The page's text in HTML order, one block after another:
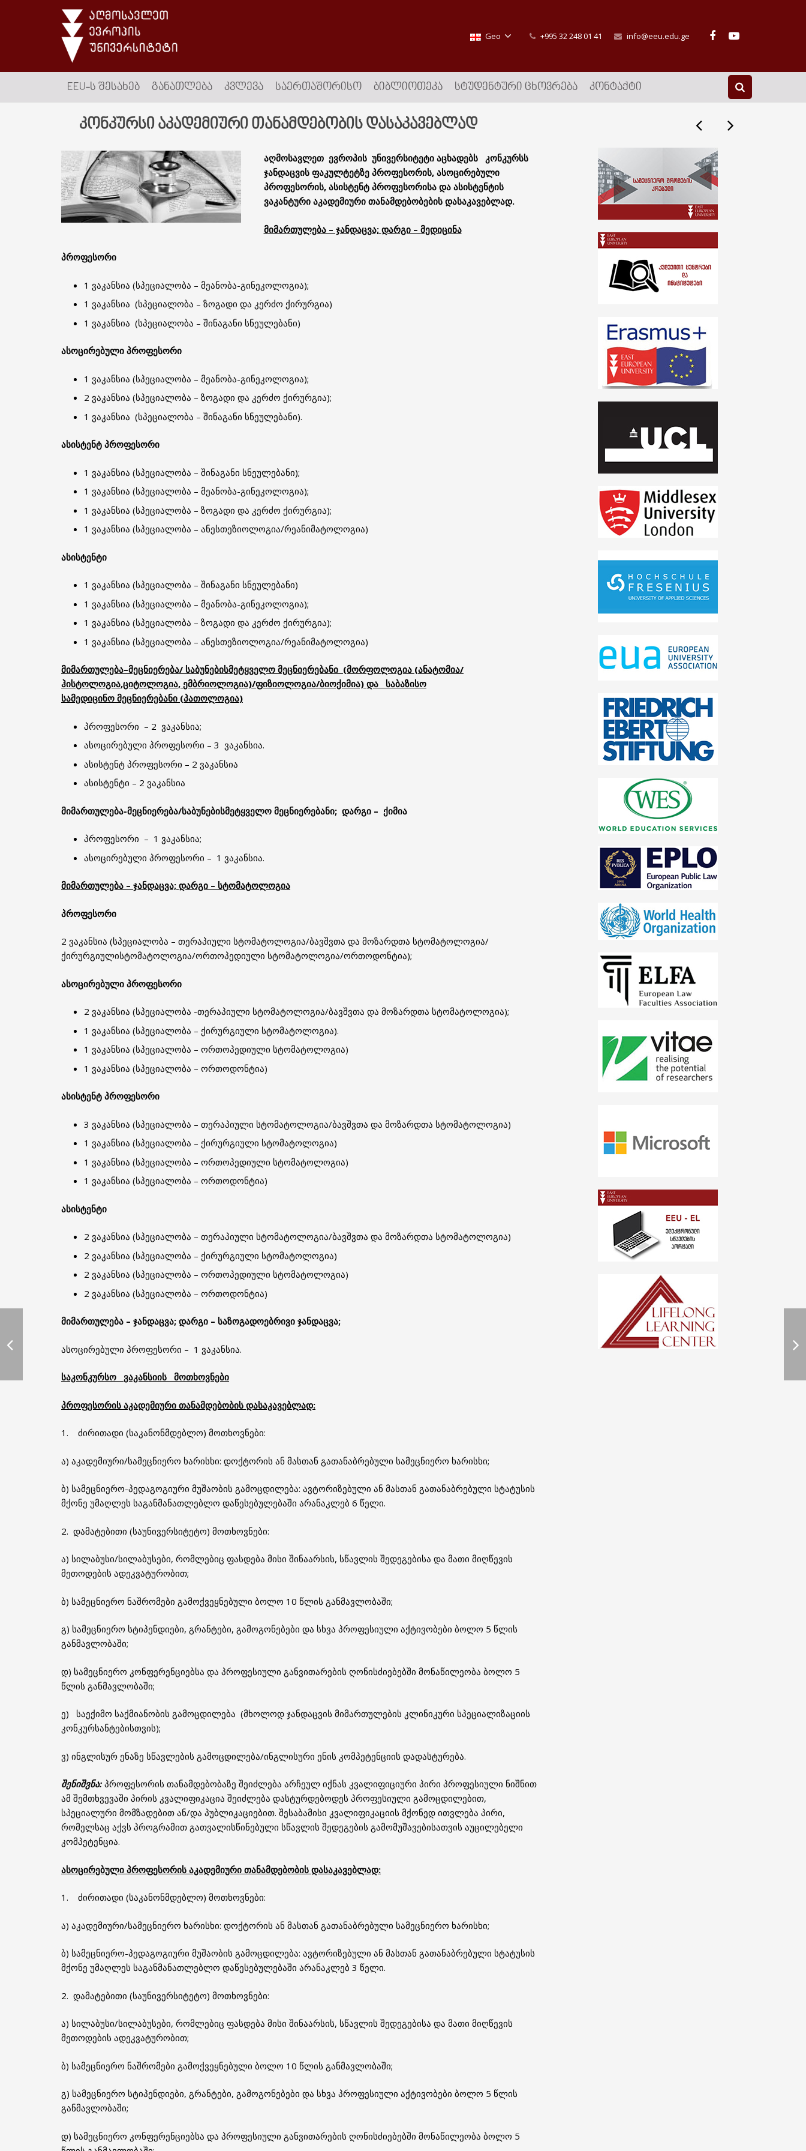
Geo +995 32 248 01 41 info@eeu.edu.ge
EEU-Ს ᲨᲔᲡᲐᲮᲔᲑ ᲒᲐᲜᲐᲗᲚᲔᲑᲐ ᲙᲕᲚᲔᲕᲐ ᲡᲐᲔᲠᲗᲐᲨᲝᲠᲘᲡᲝ ᲑᲘᲑᲚᲘᲝᲗᲔᲙᲐ ᲡᲢᲣᲓᲔᲜᲢᲣᲠᲘ ᲪᲮᲝᲕᲠᲔᲑᲐ ᲙᲝᲜᲢᲐᲥᲢᲘ
კონკურსი აკადემიური თანამდებობის დასაკავებლად
აღმოსავლეთ ევროპის უნივერსიტეტი აცხადებს კონკურსს
ჯანდაცვის ფაკულტეტზე პროფესორის, ასოცირებული
პროფესორის, ასისტენტ პროფესორისა და ასისტენტის
ვაკანტური აკადემიური თანამდებობების დასაკავებლად.
მიმართულება – ჯანდაცვა; დარგი – მედიცინა
პროფესორი
1 ვაკანსია (სპეციალობა – მეანობა-გინეკოლოგია);
1 ვაკანსია (სპეციალობა – ზოგადი და კერძო ქირურგია)
1 ვაკანსია (სპეციალობა – შინაგანი სნეულებანი)
ასოცირებული პროფესორი
1 ვაკანსია (სპეციალობა – მეანობა-გინეკოლოგია);
2 ვაკანსია (სპეციალობა – ზოგადი და კერძო ქირურგია);
1 ვაკანსია (სპეციალობა – შინაგანი სნეულებანი).
ასისტენტ პროფესორი
1 ვაკანსია (სპეციალობა – შინაგანი სნეულებანი);
1 ვაკანსია (სპეციალობა – მეანობა-გინეკოლოგია);
1 ვაკანსია (სპეციალობა – ზოგადი და კერძო ქირურგია);
1 ვაკანსია (სპეციალობა – ანესთეზიოლოგია/რეანიმატოლოგია)
ასისტენტი
1 ვაკანსია (სპეციალობა – შინაგანი სნეულებანი)
1 ვაკანსია (სპეციალობა – მეანობა-გინეკოლოგია);
1 ვაკანსია (სპეციალობა – ზოგადი და კერძო ქირურგია);
1 ვაკანსია (სპეციალობა – ანესთეზიოლოგია/რეანიმატოლოგია)
მიმართულება–მეცნიერება/ საბუნებისმეტყველო მეცნიერებანი (მორფოლოგია (ანატომია/
ჰისტოლოგია,ციტოლოგია, ემბრიოლოგია)/ფიზიოლოგია/ბიოქიმია) და საბაზისო
სამედიცინო მეცნიერებანი (პათოლოგია)
პროფესორი – 2 ვაკანსია;
ასოცირებული პროფესორი – 3 ვაკანსია.
ასისტენტ პროფესორი – 2 ვაკანსია
ასისტენტი – 2 ვაკანსია
მიმართულება-მეცნიერება/საბუნებისმეტყველო მეცნიერებანი; დარგი – ქიმია
პროფესორი – 1 ვაკანსია;
ასოცირებული პროფესორი – 1 ვაკანსია.
მიმართულება – ჯანდაცვა; დარგი – სტომატოლოგია
პროფესორი
2 ვაკანსია (სპეციალობა – თერაპიული სტომატოლოგია/ბავშვთა და მოზარდთა სტომატოლოგია/
ქირურგიულისტომატოლოგია/ორთოპედიული სტომატოლოგია/ორთოდონტია);
ასოცირებული პროფესორი
2 ვაკანსია (სპეციალობა -თერაპიული სტომატოლოგია/ბავშვთა და მოზარდთა სტომატოლოგია);
1 ვაკანსია (სპეციალობა – ქირურგიული სტომატოლოგია).
1 ვაკანსია (სპეციალობა – ორთოპედიული სტომატოლოგია)
1 ვაკანსია (სპეციალობა – ორთოდონტია)
ასისტენტ პროფესორი
3 ვაკანსია (სპეციალობა – თერაპიული სტომატოლოგია/ბავშვთა და მოზარდთა სტომატოლოგია)
1 ვაკანსია (სპეციალობა – ქირურგიული სტომატოლოგია)
1 ვაკანსია (სპეციალობა – ორთოპედიული სტომატოლოგია)
1 ვაკანსია (სპეციალობა – ორთოდონტია)
ასისტენტი
2 ვაკანსია (სპეციალობა – თერაპიული სტომატოლოგია/ბავშვთა და მოზარდთა სტომატოლოგია)
2 ვაკანსია (სპეციალობა – ქირურგიული სტომატოლოგია)
2 ვაკანსია (სპეციალობა – ორთოპედიული სტომატოლოგია)
2 ვაკანსია (სპეციალობა – ორთოდონტია)
მიმართულება – ჯანდაცვა; დარგი – საზოგადოებრივი ჯანდაცვა;
ასოცირებული პროფესორი – 1 ვაკანსია.
საკონკურსო ვაკანსიის მოთხოვნები
პროფესორის აკადემიური თანამდებობის დასაკავებლად:
1. ძირითადი (საკანონმდებლო) მოთხოვნები:
ა) აკადემიური/სამეცნიერო ხარისხი: დოქტორის ან მასთან გათანაბრებული სამეცნიერო ხარისხი;
ბ) სამეცნიერო-პედაგოგიური მუშაობის გამოცდილება: ავტორიზებული ან მასთან გათანაბრებული სტატუსის
მქონე უმაღლეს საგანმანათლებლო დაწესებულებაში არანაკლებ 6 წელი.
2. დამატებითი (საუნივერსიტეტო) მოთხოვნები:
ა) სილაბუსი/სილაბუსები, რომლებიც ფასდება მისი შინაარსის, სწავლის შედეგებისა და მათი მიღწევის
მეთოდების ადეკვატურობით;
ბ) სამეცნიერო ნაშრომები გამოქვეყნებული ბოლო 10 წლის განმავლობაში;
გ) სამეცნიერო სტიპენდიები, გრანტები, გამოგონებები და სხვა პროფესიული აქტივობები ბოლო 5 წლის
განმავლობაში;
დ) სამეცნიერო კონფერენციებსა და პროფესიული განვითარების ღონისძიებებში მონაწილეობა ბოლო 5
წლის განმავლობაში;
ე) საექიმო საქმიანობის გამოცდილება (მხოლოდ ჯანდაცვის მიმართულების კლინიკური სპეციალიზაციის
კონკურსანტებისთვის);
ვ) ინგლისურ ენაზე სწავლების გამოცდილება/ინგლისური ენის კომპეტენციის დადასტურება.
შენიშვნა: პროფესორის თანამდებობაზე შეიძლება არჩეულ იქნას კვალიფიციური პირი პროფესიული ნიშნით
ამ შემთხვევაში პირის კვალიფიკაცია შეიძლება დასტურდებოდეს პროფესიული გამოცდილებით,
სპეციალური მომზადებით ან/და პუბლიკაციებით. შესაბამისი კვალიფიკაციის მქონედ ითვლება პირი,
რომელსაც აქვს პროგრამით გათვალისწინებული სწავლის შედეგების გამომუშავებისათვის აუცილებელი
კომპეტენცია.
ასოცირებული პროფესორის აკადემიური თანამდებობის დასაკავებლად:
1. ძირითადი (საკანონმდებლო) მოთხოვნები:
ა) აკადემიური/სამეცნიერო ხარისხი: დოქტორის ან მასთან გათანაბრებული სამეცნიერო ხარისხი;
ბ) სამეცნიერო-პედაგოგიური მუშაობის გამოცდილება: ავტორიზებული ან მასთან გათანაბრებული სტატუსის
მქონე უმაღლეს საგანმანათლებლო დაწესებულებაში არანაკლებ 3 წელი.
2. დამატებითი (საუნივერსიტეტო) მოთხოვნები:
ა) სილაბუსი/სილაბუსები, რომლებიც ფასდება მისი შინაარსის, სწავლის შედეგებისა და მათი მიღწევის
მეთოდების ადეკვატურობით;
ბ) სამეცნიერო ნაშრომები გამოქვეყნებული ბოლო 10 წლის განმავლობაში;
გ) სამეცნიერო სტიპენდიები, გრანტები, გამოგონებები და სხვა პროფესიული აქტივობები ბოლო 5 წლის
განმავლობაში;
დ) სამეცნიერო კონფერენციებსა და პროფესიული განვითარების ღონისძიებებში მონაწილეობა ბოლო 5